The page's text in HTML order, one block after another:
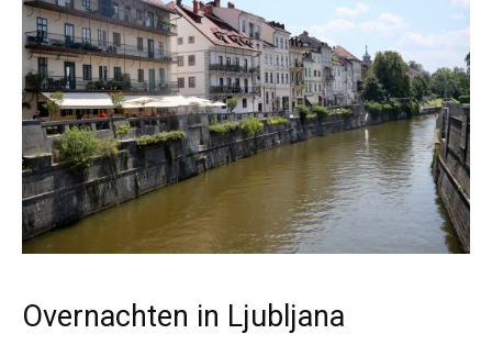
Overnachten in Ljubljana